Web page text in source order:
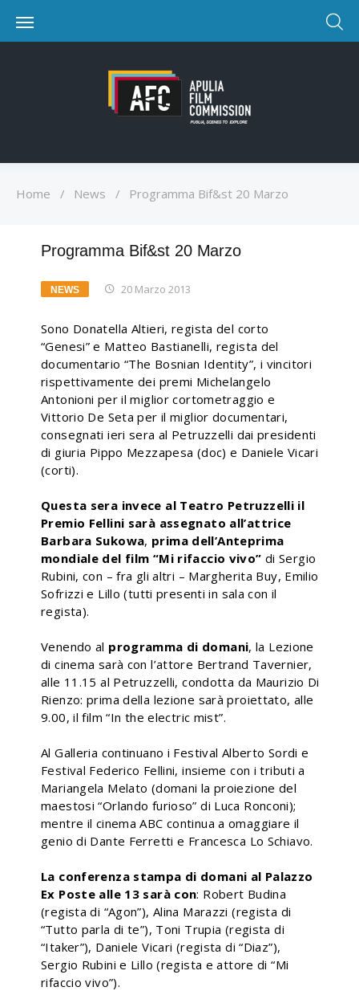
Home / News / Programma Bif&st 20 Marzo
Programma Bif&st 20 Marzo
NEWS 20 Marzo 2013
Sono Donatella Altieri, regista del corto
“Genesi” e Matteo Bastianelli, regista del
documentario “The Bosnian Identity”, i vincitori
rispettivamente dei premi Michelangelo
Antonioni per il miglior cortometraggio e
Vittorio De Seta per il miglior documentari,
consegnati ieri sera al Petruzzelli dai presidenti
di giuria Pippo Mezzapesa (doc) e Daniele Vicari
(corti).
Questa sera invece al Teatro Petruzzelli il
Premio Fellini sarà assegnato all’attrice
Barbara Sukowa, prima dell’Anteprima
mondiale del film “Mi rifaccio vivo” di Sergio
Rubini, con – fra gli altri – Margherita Buy, Emilio
Sofrizzi e Lillo (tutti presenti in sala con il
regista).
Venendo al programma di domani, la Lezione
di cinema sarà con l’attore Bertrand Tavernier,
alle 11.15 al Petruzzelli, condotta da Maurizio Di
Rienzo: prima della lezione sarà proiettato, alle
9.00, il film “In the electric mist”.
Al Galleria continuano i Festival Alberto Sordi e
Festival Federico Fellini, insieme con i tributi a
Mariangela Melato (domani la proiezione del
maestosi “Orlando furioso” di Luca Ronconi);
mentre il cinema ABC continua a omaggiare il
genio di Dante Ferretti e Francesca Lo Schiavo.
La conferenza stampa di domani al Palazzo
Ex Poste alle 13 sarà con: Robert Budina
(regista di “Agon”), Alina Marazzi (regista di
“Tutto parla di te”), Toni Trupia (regista di
“Itaker”), Daniele Vicari (regista di “Diaz”),
Sergio Rubini e Lillo (regista e attore di “Mi
rifaccio vivo”).